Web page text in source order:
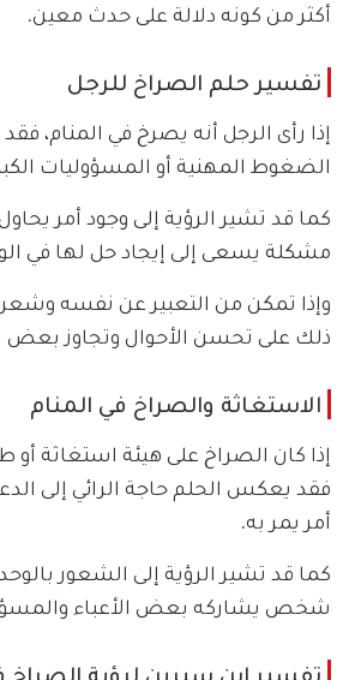
أكثر من كونه دلالة على حدث معين.
تفسير حلم الصراخ للرجل
إذا رأى الرجل أنه يصرخ في المنام،
الضغوط المهنية أو المسؤوليات
كما قد تشير الرؤية إلى وجود أمر
مشكلة يسعى إلى إيجاد حل لها في
وإذا تمكن من التعبير عن نفسه وشعر
ذلك على تحسن الأحوال وتجاوز بعض
الاستغاثة والصراخ في المنام
إذا كان الصراخ على هيئة استغاثة
فقد يعكس الحلم حاجة الرائي إلى
أمر يمر به.
كما قد تشير الرؤية إلى الشعور
شخص يشاركه بعض الأعباء
تفسير ابن سيرين لرؤية الصراخ